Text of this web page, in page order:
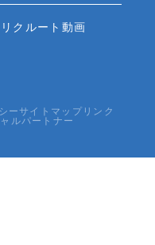
リクルート動画
ーサイトマップ リンク
ルパートナー